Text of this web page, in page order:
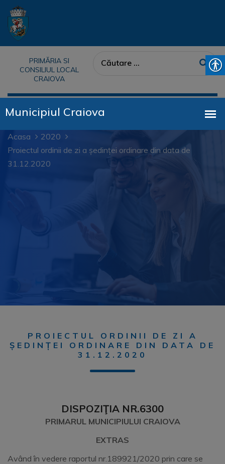
PRIMĂRIA SI
CONSILIUL LOCAL
CRAIOVA
Acasa
2020
Proiectul ordinii de zi a ședinței ordinare din data de
31.12.2020
PROIECTUL ORDINII DE ZI A
ȘEDINȚEI ORDINARE DIN DATA DE
31.12.2020
DISPOZIŢIA NR.6300
PRIMARUL MUNICIPIULUI CRAIOVA
EXTRAS
Având în vedere raportul nr.189921/2020 prin care se